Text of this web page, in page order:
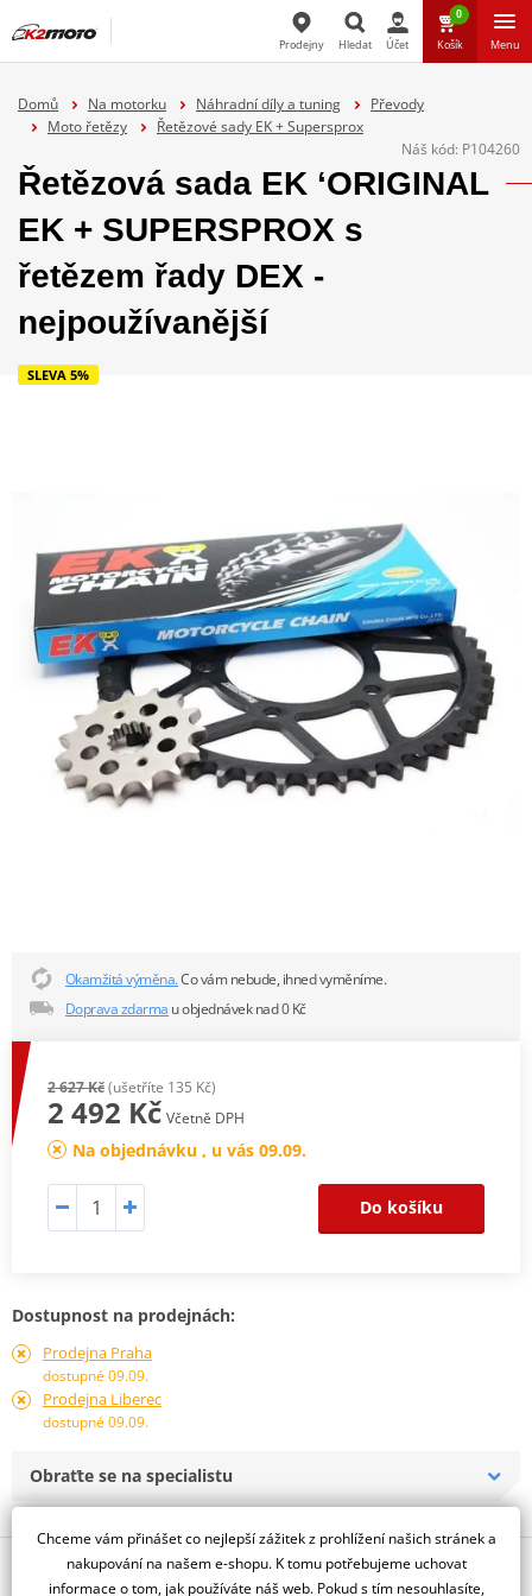
Prodejny Hledat Účet
0
Košík Menu
Domů Na motorku Náhradní díly a tuning
Převody
Moto řetězy
Řetězové sady EK + Supersprox
Náš kód: P104260
Řetězová sada EK ‘ORIGINAL
EK + SUPERSPROX s
řetězem řady DEX -
nejpoužívanější
SLEVA 5%
Okamžitá výměna.Co vám nebude, ihned vyměníme.
Doprava zdarma u objednávek nad 0 Kč
2 627 Kč(ušetříte 135 Kč)
2 492 Kč Včetně DPH
Na objednávku , u vás 09.09.
Do košíku
Dostupnost na prodejnách:
Prodejna Praha
dostupné 09.09.
Prodejna Liberec
dostupné 09.09.
Obraťte se na specialistu
Popis a parametry
Chceme vám přinášet co nejlepší zážitek z prohlížení našich stránek a
nakupování na našem e-shopu. K tomu potřebujeme uchovat
informace o tom, jak používáte náš web. Pokud s tím nesouhlasíte,